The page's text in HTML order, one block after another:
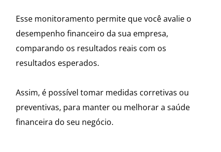
Esse monitoramento permite que você avalie o
desempenho financeiro da sua empresa,
comparando os resultados reais com os
resultados esperados.
Assim, é possível tomar medidas corretivas ou
preventivas, para manter ou melhorar a saúde
financeira do seu negócio.